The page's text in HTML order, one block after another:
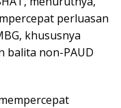
perluasan
khususnya
balita non-PAUD